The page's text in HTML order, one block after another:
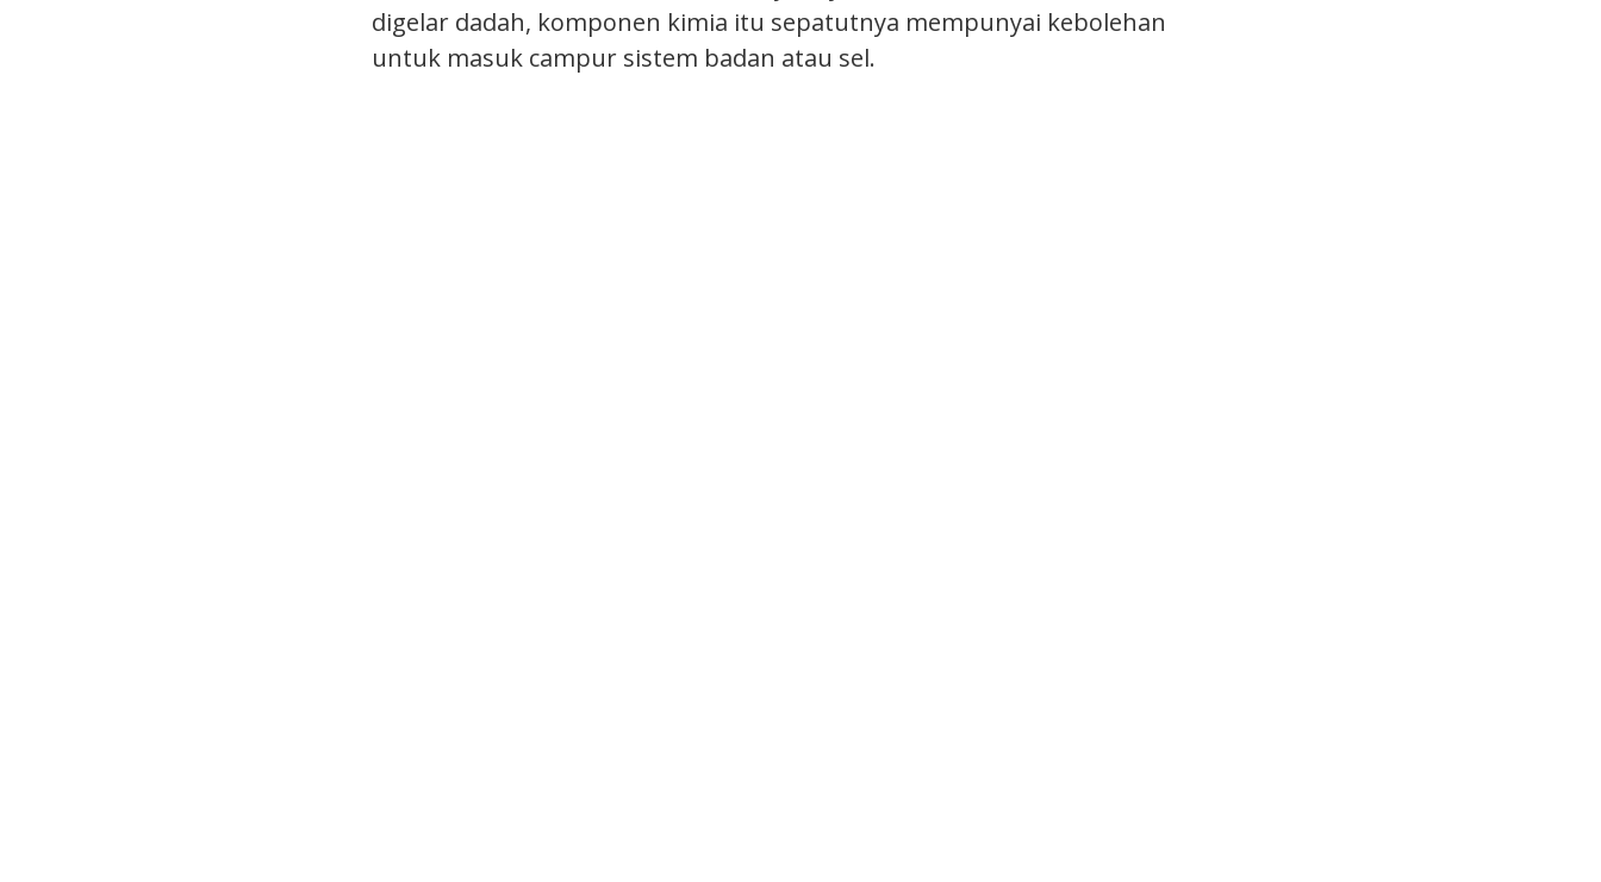
digelar dadah, komponen kimia itu sepatutnya mempunyai kebolehan
untuk masuk campur sistem badan atau sel.